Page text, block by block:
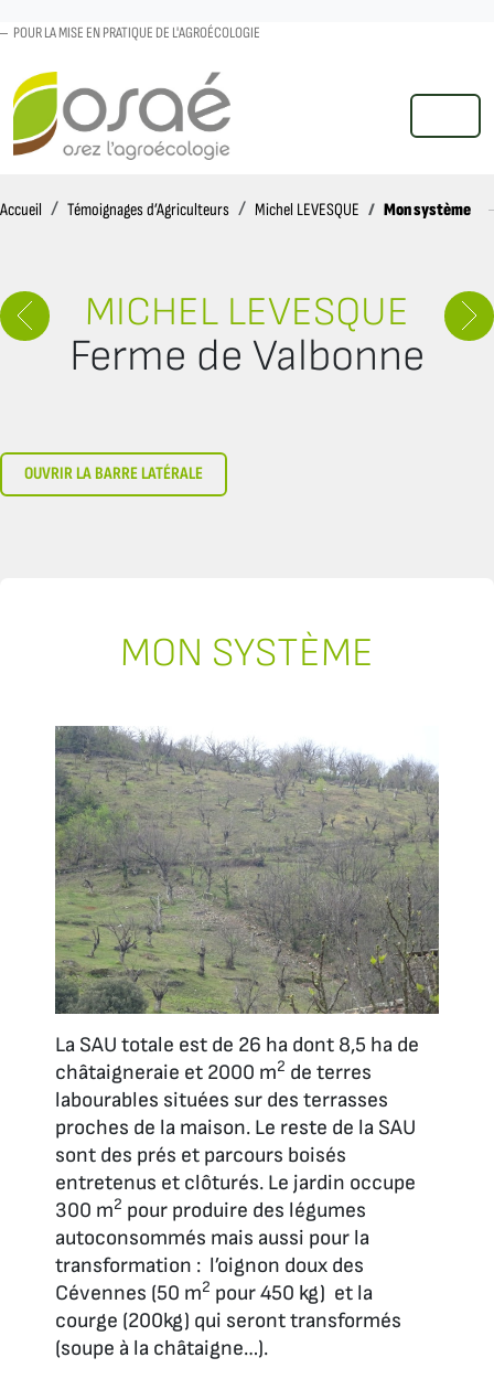
POUR LA MISE EN PRATIQUE DE L'AGROÉCOLOGIE
MENU
Accueil AccueilTémoignages d’Agriculteurs Michel LEVESQUE Mon système
MICHEL LEVESQUE
Ferme de Valbonne
OUVRIR LA BARRE LATÉRALE
MON SYSTÈME
La SAU totale est de 26 ha dont 8,5 ha de
châtaigneraie et 2000 m2 de terres
labourables situées sur des terrasses
proches de la maison. Le reste de la SAU
sont des prés et parcours boisés
entretenus et clôturés. Le jardin occupe
300 m2 pour produire des légumes
autoconsommés mais aussi pour la
transformation : l’oignon doux des
Cévennes (50 m2 pour 450 kg) et la
courge (200kg) qui seront transformés
(soupe à la châtaigne…).